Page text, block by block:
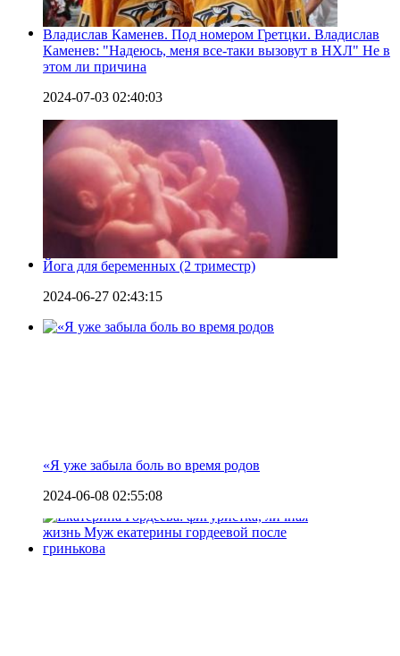
Владислав Каменев. Под номером Гретцки. Владислав
Каменев: "Надеюсь, меня все-таки вызовут в НХЛ" Не в
этом ли причина
2024-07-03 02:40:03
Йога для беременных (2 триместр)
2024-06-27 02:43:15
«Я уже забыла боль во время родов
2024-06-08 02:55:08